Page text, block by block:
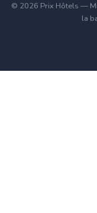
© 2026 Prix Hôtels —
la